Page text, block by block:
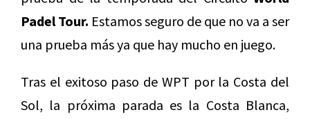
Padel Tour. Estamos seguro de que no va a ser
una prueba más ya que hay mucho en juego.
Tras el exitoso paso de WPT por la Costa del
Sol, la próxima parada es la Costa Blanca,